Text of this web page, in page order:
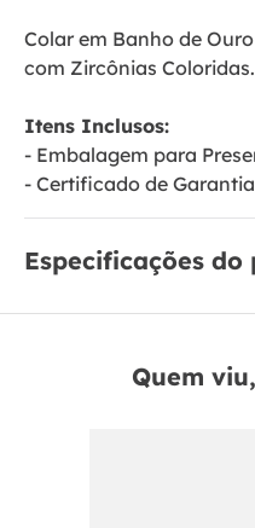
Colar em Banho de
com Zircônias
Itens Inclusos:
- Embalagem para
- Certificado de Garantia
Especificações do
Quem